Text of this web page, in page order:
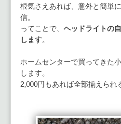
根気さえあれば、意外と簡単
信。
ってことで、 ヘッドライトの
します。
ホームセンターで買ってきた
します。
2,000円もあれば全部揃えられ